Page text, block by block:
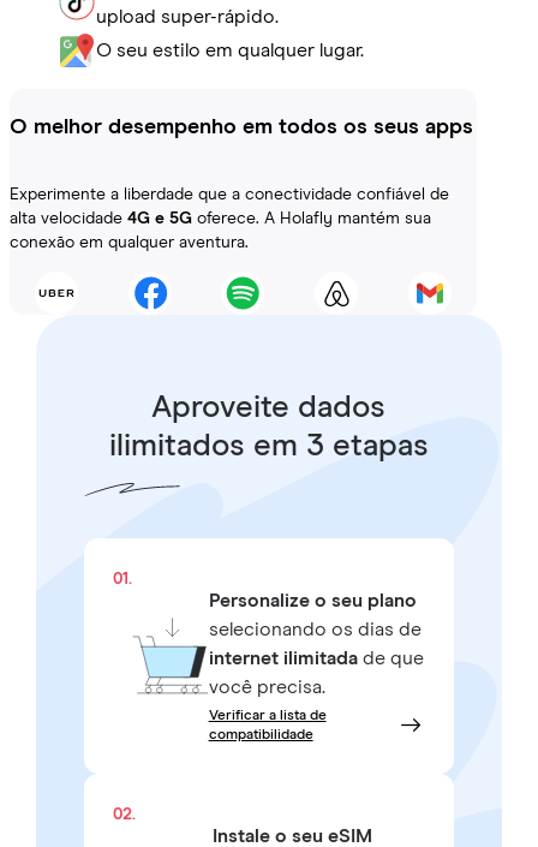
upload super-rápido.
O seu estilo em qualquer lugar.
O melhor desempenho em todos os seus apps
Experimente a liberdade que a conectividade confiável de
alta velocidade 4G e 5G oferece. A Holafly mantém sua
conexão em qualquer aventura.
Aproveite dados
ilimitados em 3 etapas
01.
Personalize o seu plano
selecionando os dias de
internet ilimitadade que
você precisa.
Verificar a lista de
compatibilidade
02.
Instale o seu eSIM